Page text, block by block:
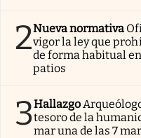
2Nueva normativa
vigor la ley que
de forma habitual
patios
3Hallazgo
tesoro de la
mar una de las 7